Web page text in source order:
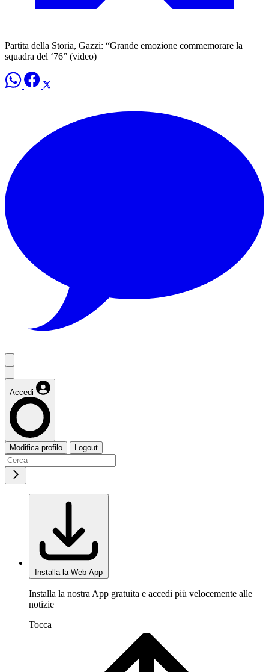
Partita della Storia, Gazzi: “Grande emozione commemorare la
squadra del ‘76” (video)
Accedi
Modifica profilo Logout
Installa la Web App
Installa la nostra App gratuita e accedi più velocemente alle
notizie
Tocca